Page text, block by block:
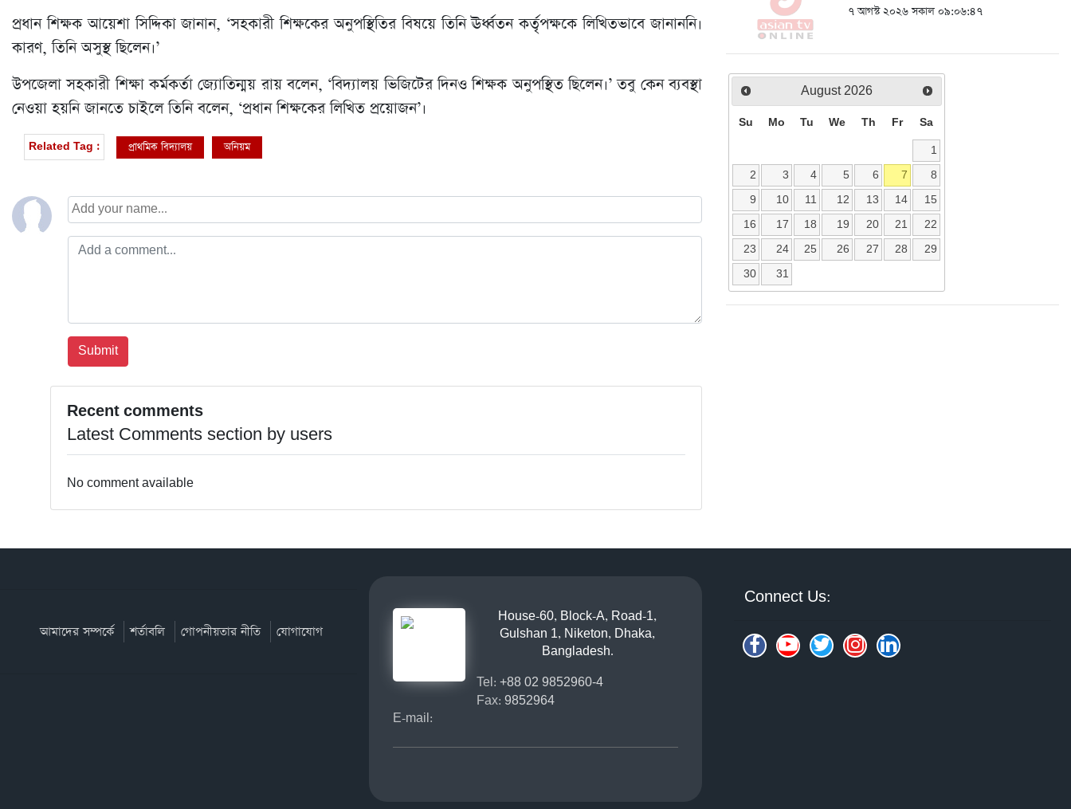
প্রধান শিক্ষক আয়েশা সিদ্দিকা জানান, ‘সহকারী শিক্ষকের অনুপস্থিতির বিষয়ে তিনি ঊর্ধ্বতন কর্তৃপক্ষকে লিখিতভাবে জানাননি।
কারণ, তিনি অসুস্থ ছিলেন।’
উপজেলা সহকারী শিক্ষা কর্মকর্তা জ্যোতিন্ময় রায় বলেন, ‘বিদ্যালয় ভিজিটের দিনও শিক্ষক অনুপস্থিত ছিলেন।’ তবু কেন ব্যবস্থা
নেওয়া হয়নি জানতে চাইলে তিনি বলেন, ‘প্রধান শিক্ষকের লিখিত প্রয়োজন’।
Related Tag : প্রাথমিক বিদ্যালয় অনিয়ম
Recent comments
Latest Comments section by users
No comment available
৭ আগস্ট ২০২৬ সকাল ০৯:০৬:৪৭
August 2026
Su Mo Tu We Th Fr Sa
1
2
3 4 5 6 7
8
9
10 11 12 13 14
15
16
17 18 19 20 21
22
23
24 25 26 27 28
29
30
31
আমাদের সম্পর্কে শর্তাবলি গোপনীয়তার নীতি যোগাযোগ
House-60, Block-A, Road-1,
Gulshan 1, Niketon, Dhaka,
Bangladesh.
Tel: +88 02 9852960-4
Fax: 9852964
E-mail:
Connect Us: